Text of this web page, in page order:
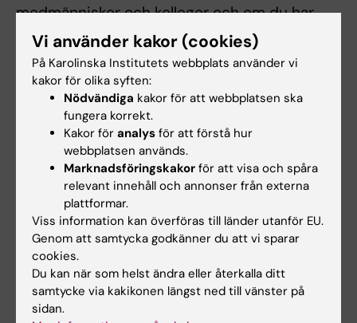
medmänniskor och kollegor och om du har
möjlighet att delta där du befinner dig just då
så är du välkommen att göra det.
Med varma kondoleanser
Lärarlag och ledning
Specialistsjuksköterskeprogrammet i
ambulanssjukvård
Institutionen för klinisk forskning och
utbildning
Karolinska Institutet/Södersjukhuset
KI SÖS
Vi använder kakor (cookies)
På Karolinska Institutets webbplats använder vi
kakor för olika syften:
Nödvändiga kakor för att webbplatsen ska
fungera korrekt.
Kakor för analys för att förstå hur
webbplatsen används.
Marknadsföringskakor för att visa och spåra
relevant innehåll och annonser från externa
plattformar.
Viss information kan överföras till länder utanför EU.
Genom att samtycka godkänner du att vi sparar
cookies.
Du kan när som helst ändra eller återkalla ditt
samtycke via kakikonen längst ned till vänster på
sidan.